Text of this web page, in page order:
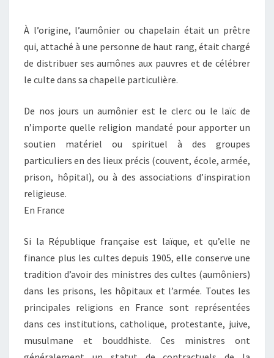
À l’origine, l’aumônier ou chapelain était un prêtre
qui, attaché à une personne de haut rang, était chargé
de distribuer ses aumônes aux pauvres et de célébrer
le culte dans sa chapelle particulière.
De nos jours un aumônier est le clerc ou le laïc de
n’importe quelle religion mandaté pour apporter un
soutien matériel ou spirituel à des groupes
particuliers en des lieux précis (couvent, école, armée,
prison, hôpital), ou à des associations d’inspiration
religieuse.
En France
Si la République française est laïque, et qu’elle ne
finance plus les cultes depuis 1905, elle conserve une
tradition d’avoir des ministres des cultes (aumôniers)
dans les prisons, les hôpitaux et l’armée. Toutes les
principales religions en France sont représentées
dans ces institutions, catholique, protestante, juive,
musulmane et bouddhiste. Ces ministres ont